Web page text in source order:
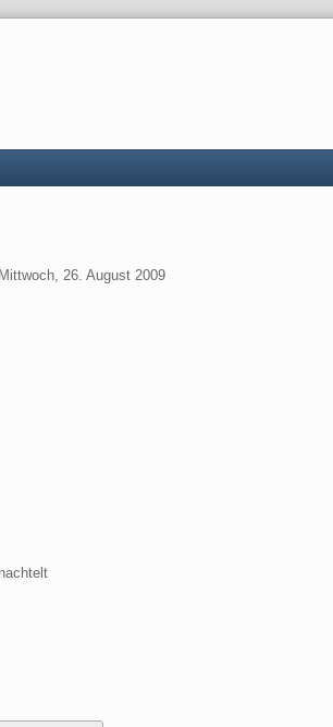
Mittwoch, 26. August 2009